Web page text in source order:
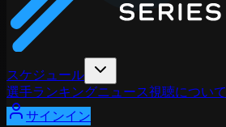
スケジュール
選手ランキングニュース視聴について
サインイン